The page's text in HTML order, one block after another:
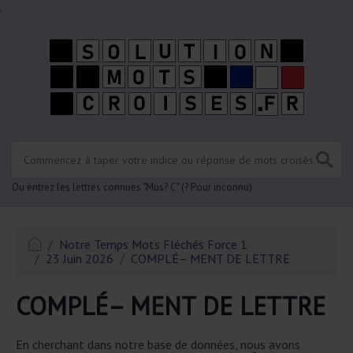
.
Ou entrez les lettres connues "Mus? C" (? Pour inconnu)
Notre Temps Mots Fléchés Force 1
23 Juin 2026
COMPLÉ– MENT DE LETTRE
COMPLÉ– MENT DE LETTRE
En cherchant dans notre base de données, nous avons